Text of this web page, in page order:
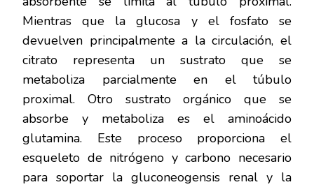
Mientras que la glucosa y el fosfato se
devuelven principalmente a la circulación, el
citrato representa un sustrato que se
metaboliza parcialmente en el túbulo
proximal. Otro sustrato orgánico que se
absorbe y metaboliza es el aminoácido
glutamina. Este proceso proporciona el
esqueleto de nitrógeno y carbono necesario
para soportar la gluconeogensis renal y la